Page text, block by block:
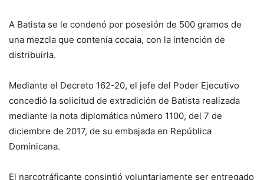
A Batista se le condenó por posesión de 500 gramos de
una mezcla que contenía cocaía, con la intención de
distribuirla.
Mediante el Decreto 162-20, el jefe del Poder Ejecutivo
concedió la solicitud de extradición de Batista realizada
mediante la nota diplomática número 1100, del 7 de
diciembre de 2017, de su embajada en República
Dominicana.
El narcotráficante consintió voluntariamente ser entregado